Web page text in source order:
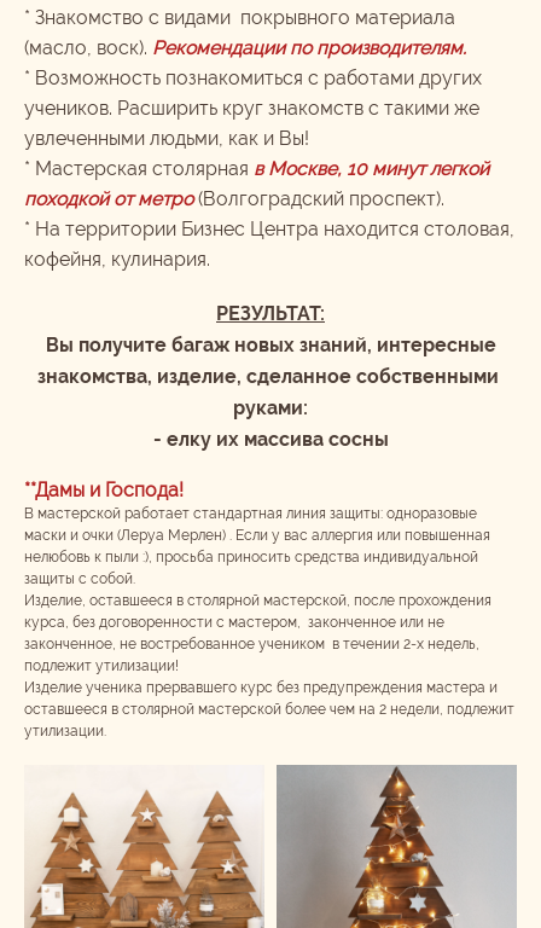
* Знакомство с видами покрывного материала
(масло, воск). Рекомендации по производителям.
* Возможность познакомиться с работами других
учеников. Расширить круг знакомств с такими же
увлеченными людьми, как и Вы!
* Мастерская столярная в Москве, 10 минут легкой
походкой от метро(Волгоградский проспект).
* На территории Бизнес Центра находится столовая,
кофейня, кулинария.
РЕЗУЛЬТАТ:
Вы получите багаж новых знаний, интересные
знакомства, изделие, сделанное собственными
руками:
- елку их массива сосны
**Дамы и Господа!
В мастерской работает стандартная линия защиты: одноразовые
маски и очки (Леруа Мерлен) . Если у вас аллергия или повышенная
нелюбовь к пыли :), просьба приносить средства индивидуальной
защиты с собой.
Изделие, оставшееся в столярной мастерской, после прохождения
курса, без договоренности с мастером, законченное или не
законченное, не востребованное учеником в течении 2-х недель,
подлежит утилизации!
Изделие ученика прервавшего курс без предупреждения мастера и
оставшееся в столярной мастерской более чем на 2 недели, подлежит
утилизации.